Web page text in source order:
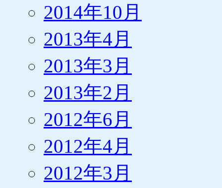
2014年10月
2013年4月
2013年3月
2013年2月
2012年6月
2012年4月
2012年3月